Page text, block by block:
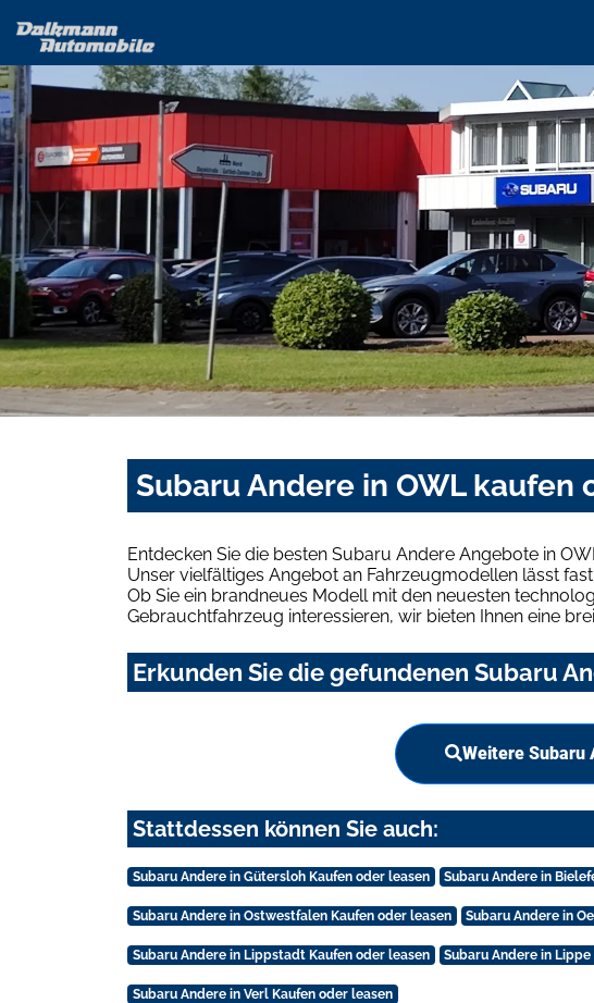
Subaru Andere in OWL kaufen
Entdecken Sie die besten Subaru Andere Angebote in
Unser vielfältiges Angebot an Fahrzeugmodellen lässt
Ob Sie ein brandneues Modell mit den neuesten
Gebrauchtfahrzeug interessieren, wir bieten Ihnen eine
Erkunden Sie die gefundenen Subaru
Weitere Subaru
Stattdessen können Sie auch:
Subaru Andere in Gütersloh Kaufen oder leasen Subaru Andere in
Subaru Andere in Ostwestfalen Kaufen oder leasen Subaru Andere in
Subaru Andere in Lippstadt Kaufen oder leasen Subaru Andere in
Subaru Andere in Verl Kaufen oder leasen